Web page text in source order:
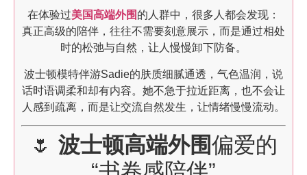
在体验过美国高端外围 的人群中，很多人都会发现：
真正高级的陪伴，往往不需要刻意展示，而是通过相处
时的松弛与自然，让人慢慢卸下防备。
波士顿模特伴游Sadie的肤质细腻通透，气色温润，说
话时语调柔和却有内容。她不急于拉近距离，也不会让
人感到疏离，而是让交流自然发生，让情绪慢慢流动。
🌷 波士顿高端外围偏爱的